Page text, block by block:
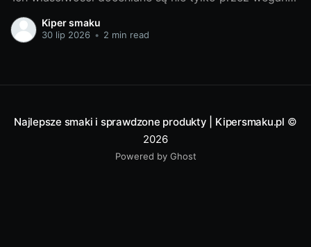
wegetarian, ale także przez osoby szukające
zdrowych alternatyw dla typowych produktów
diety na
Kiper smaku
30 lip 2026 • 2 min read
Najlepsze smaki i sprawdzone produkty | Kipersmaku.pl ©
2026
Powered by Ghost